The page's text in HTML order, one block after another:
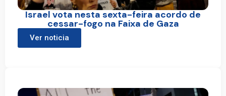
Israel vota nesta sexta-feira acordo de
cessar-fogo na Faixa de Gaza
Ver noticia